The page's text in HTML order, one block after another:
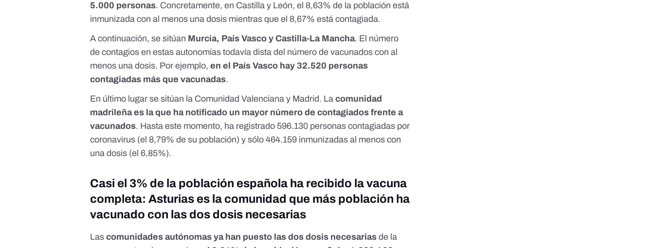
5.000 personas. Concretamente, en Castilla y León, el 8,63% de la población está
inmunizada con al menos una dosis mientras que el 8,67% está contagiada.
A continuación, se sitúan Murcia, País Vasco y Castilla-La Mancha. El número
de contagios en estas autonomías todavía dista del número de vacunados con al
menos una dosis. Por ejemplo, en el País Vasco hay 32.520 personas
contagiadas más que vacunadas.
En último lugar se sitúan la Comunidad Valenciana y Madrid. La comunidad
madrileña es la que ha notificado un mayor número de contagiados frente a
vacunados. Hasta este momento, ha registrado 596.130 personas contagiadas por
coronavirus (el 8,79% de su población) y sólo 464.159 inmunizadas al menos con
una dosis (el 6,85%).
Casi el 3% de la población española ha recibido la vacuna
completa: Asturias es la comunidad que más población ha
vacunado con las dos dosis necesarias
Lascomunidades autónomas ya han puesto las dos dosis necesarias de la